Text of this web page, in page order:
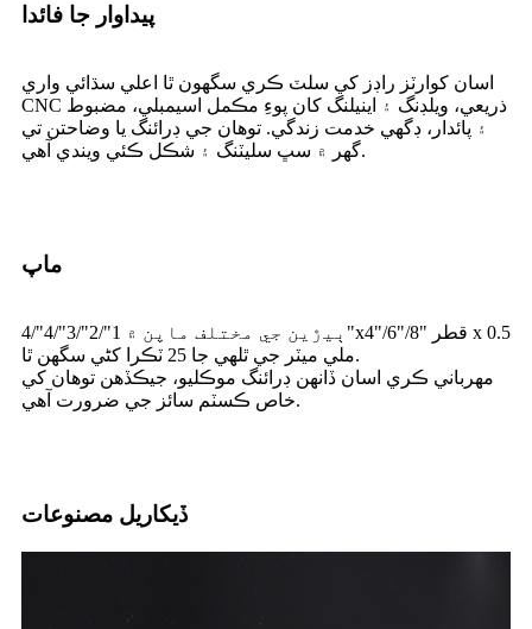
پيداوار جا فائدا
اسان کوارٽز راڊز کي سلٽ ڪري سگھون ٿا اعلي سڌائي واري
CNC ذريعي، ويلڊنگ ۽ اينيلنگ کان پوءِ مڪمل اسيمبلي، مضبوط
۽ پائدار، ڊگھي خدمت زندگي. توهان جي ڊرائنگ يا وضاحتن تي
گهر ۾ سڀ سليٽنگ ۽ شڪل ڪئي ويندي آهي.
ماپ
ٻيڙين جي مختلف ماپن ۾ 1"/2"/3"/4"/4"x4"/6"/8" قطر x 0.5
ملي ميٽر جي ٿلهي جا 25 ٽڪرا کڻي سگھن ٿا.
مھرباني ڪري اسان ڏانھن ڊرائنگ موڪليو، جيڪڏھن توھان کي
خاص ڪسٽم سائز جي ضرورت آھي.
ڏيکاريل مصنوعات